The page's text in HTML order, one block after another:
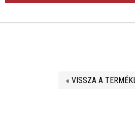
« VISSZA A